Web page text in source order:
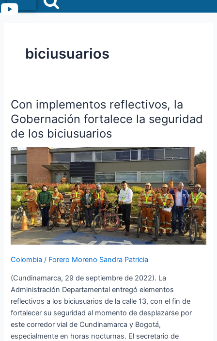
Menu
biciusuarios
Con implementos reflectivos, la
Gobernación fortalece la seguridad
de los biciusuarios
Colombia / Forero Moreno Sandra Patricia
(Cundinamarca, 29 de septiembre de 2022). La
Administración Departamental entregó elementos
reflectivos a los biciusuarios de la calle 13, con el fin de
fortalecer su seguridad al momento de desplazarse por
este corredor vial de Cundinamarca y Bogotá,
especialmente en horas nocturnas. El secretario de
Con
implementos
reflectivos,
la
Gobernación
fortalece
la
seguridad
de
los
biciusuarios